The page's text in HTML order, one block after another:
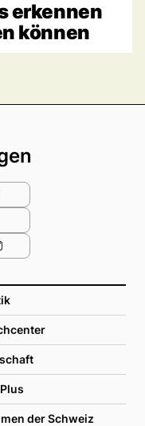
erkennen
können
der Schweiz